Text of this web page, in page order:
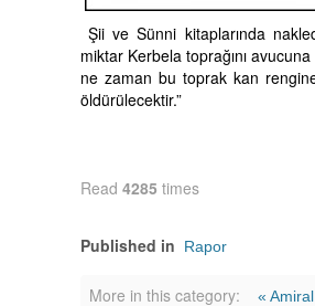
Şii ve Sünni kitaplarında
miktar Kerbela toprağını
ne zaman bu toprak kan
öldürülecektir.”
Read 4285 times
Published in Rapor
More in this category:
«